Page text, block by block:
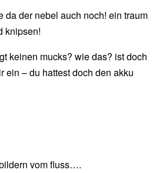
da der nebel auch noch! ein traum
knipsen!
keinen mucks? wie das? ist doch
ein – du hattest doch den akku
vom fluss….